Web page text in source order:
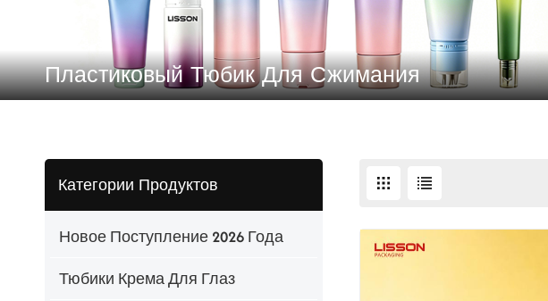
Пластиковый Тюбик Для Сжимания
Категории Продуктов
Новое Поступление 2026 Года
Тюбики Крема Для Глаз